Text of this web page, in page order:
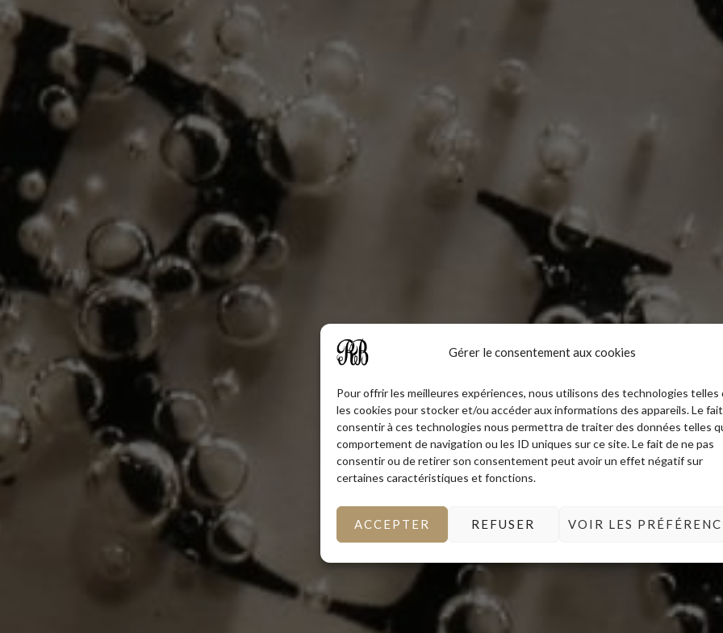
Gérer le consentement aux cookies
Pour offrir les meilleures expériences, nous utilisons des technologies telles
les cookies pour stocker et/ou accéder aux informations des appareils. Le
consentir à ces technologies nous permettra de traiter des données telles
comportement de navigation ou les ID uniques sur ce site. Le fait de ne pas
consentir ou de retirer son consentement peut avoir un effet négatif sur
certaines caractéristiques et fonctions.
ACCEPTER REFUSER VOIR LES